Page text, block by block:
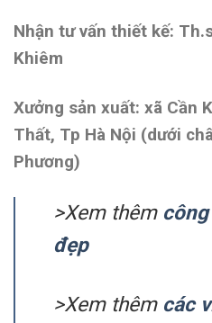
Nhận tư vấn thiết kế:
Khiêm
Xưởng sản xuất: xã Cần
Thất, Tp Hà Nội (dưới
Phương)
>Xem thêmcông
đẹp
>Xem thêm các